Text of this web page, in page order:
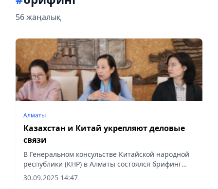
56 жаңалық
Алматы
Казахстан и Китай укрепляют деловые
связи
В Генеральном консульстве Китайской народной
республики (КНР) в Алматы состоялся брифинг
для журналистов, где генеральный консул Китая
Цзян Вэй рассказала о важности
30.09.2025 14:47